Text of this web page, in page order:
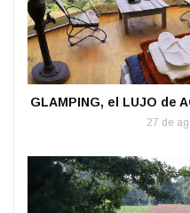
GLAMPING, el LUJO de
27 de